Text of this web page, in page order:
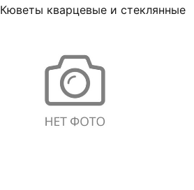
Кюветы кварцевые и стеклянные